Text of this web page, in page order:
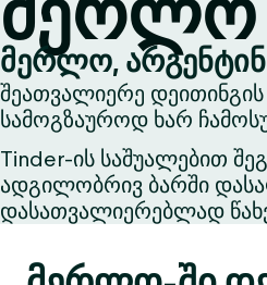
m
e
მერლო,
შეათვალიერე
სამოგზაუროდ ხარ
Tinder-ის საშუალებით
ადგილობრივ ბარში
დასათვალიერებლად